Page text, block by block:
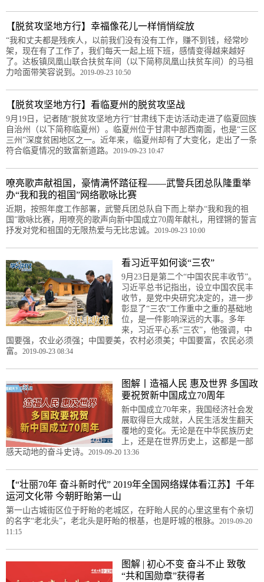
【脱贫攻坚地方行】幸福像花儿一样悄悄绽放
“我和丈夫都是残疾人，以前我们没有没有工作，赚不到钱，经常吵
架，现在有了工作了，我们每天一起上班下班，感情变得越来越好
了。达板镇凤凰山联合扶贫车间（以下简称凤凰山扶贫车间）的马祖
力哈面带笑容说到。 2019-09-23 10:50
【脱贫攻坚地方行】看临夏州的脱贫攻坚战
9月19日，记者随“脱贫攻坚地方行”甘肃线下走访活动走进了临夏回族
自治州（以下简称临夏州）。临夏州位于甘肃中部西南面，也是“三区
三州”深度贫困地区之一。近年来，临夏州却有了大变化，走出了一条
符合临夏情况的致富新道路。 2019-09-23 10:47
嘹亮歌声献祖国，豪情满怀踏征程——武警兵团总队隆重举
办“我和我的祖国”网络歌咏比赛
近期，按照年度工作部署，武警兵团总队自下而上举办“我和我的祖
国”歌咏比赛，用嘹亮的歌声向新中国成立70周年献礼，用铿锵的誓言
抒发对党和祖国的无限热爱与无比忠诚。 2019-09-23 10:00
看习近平如何谈“三农”
9月23日是第二个“中国农民丰收节”。
习近平总书记指出，设立中国农民丰
收节，是党中央研究决定的，进一步
彰显了“三农”工作重中之重的基础地
位，是一件影响深远的大事。多年
来，习近平心系“三农”，他强调，中
国要强，农业必须强；中国要美，农村必须美；中国要富，农民必须
富。 2019-09-23 08:34
图解丨造福人民 惠及世界 多国政
要祝贺新中国成立70周年
新中国成立70年来，我国经济社会发
展取得巨大成就，人民生活发生翻天
覆地的变化。无论是在中华民族历史
上，还是在世界历史上，这都是一部
感天动地的奋斗史诗。 2019-09-20 13:36
【“壮丽70年 奋斗新时代” 2019年全国网络媒体看江苏】千年
运河文化带 今朝盱眙第一山
第一山古城街区位于盱眙的老城区，在盱眙人民的心里这里有个亲切
的名字“老北头”，老北头是盱眙的根基，也是盱城的根脉。 2019-09-20
11:15
图解 | 初心不变 奋斗不止 致敬
“共和国勋章”获得者